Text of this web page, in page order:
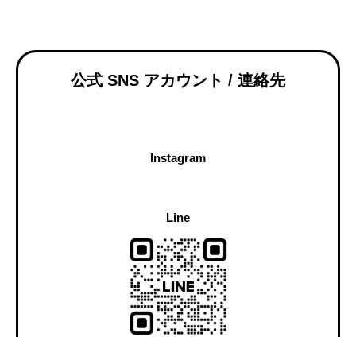
公式 SNS アカウント / 連絡先
Instagram
Line